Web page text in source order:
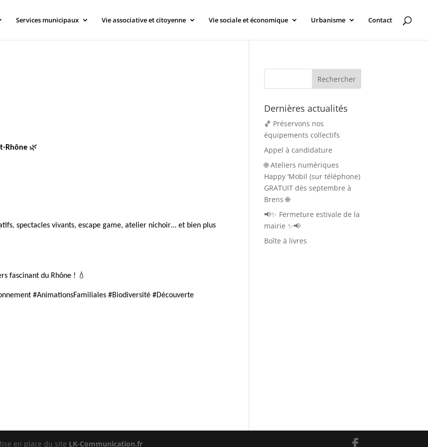
Services municipaux Vie associative et citoyenne Vie sociale et économique Urbanisme Contact
Rhône 🌿
spectacles vivants, escape game, atelier nichoir… et bien plus
fascinant du Rhône ! 💧
#AnimationsFamiliales #Biodiversité #Découverte
Dernières actualités
🏀 Préservons nos
équipements collectifs
Appel à candidature
🌐 Ateliers numériques
Happy ‘Mobil (sur téléphone)
GRATUIT dès septembre à
Brens 🌐
📢✨ Fermeture estivale de la
mairie ✨📢
Boîte à livres
en place du site LK-Communication.fr